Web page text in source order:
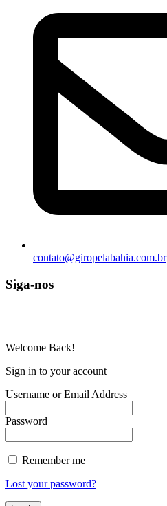
contato@giropelabahia.com.br
Siga-nos
Welcome Back!
Sign in to your account
Username or Email Address
Password
Remember me
Lost your password?